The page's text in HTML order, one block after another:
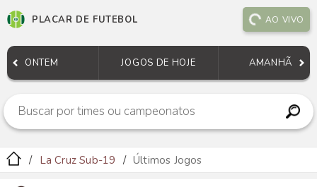
PLACAR DE FUTEBOL AO VIVO
ONTEM JOGOS DE HOJE AMANHÃ
La Cruz Sub-19 Últimos Jogos